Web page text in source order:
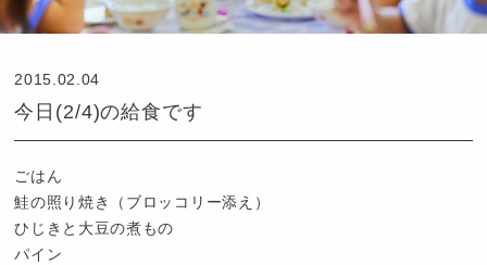
2015.02.04
今日(2/4)の給食です
ごはん
鮭の照り焼き（ブロッコリー添え）
ひじきと大豆の煮もの
パイン